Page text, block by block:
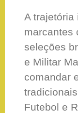
A trajetória
marcantes
seleções
e Militar
comandar
Futebol e